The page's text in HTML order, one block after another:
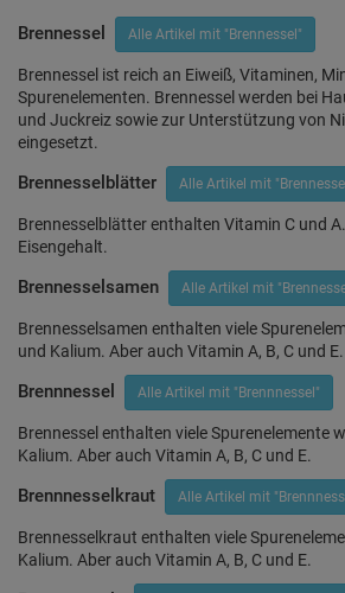
Brennessel Alle Artikel mit "Brennessel"
Brennessel ist reich an Eiweiß, Vitaminen,
Spurenelementen. Brennessel werden bei
und Juckreiz sowie zur Unterstützung von
eingesetzt.
Brennesselblätter Alle Artikel mit
Brennesselblätter enthalten Vitamin C und
Eisengehalt.
Brennesselsamen Alle Artikel mit
Brennesselsamen enthalten viele
und Kalium. Aber auch Vitamin A, B, C und E.
Brennnessel Alle Artikel mit "Brennnessel"
Brennessel enthalten viele Spurenelemente
Kalium. Aber auch Vitamin A, B, C und E.
Brennnesselkraut Alle Artikel mit
Brennesselkraut enthalten viele
Kalium. Aber auch Vitamin A, B, C und E.